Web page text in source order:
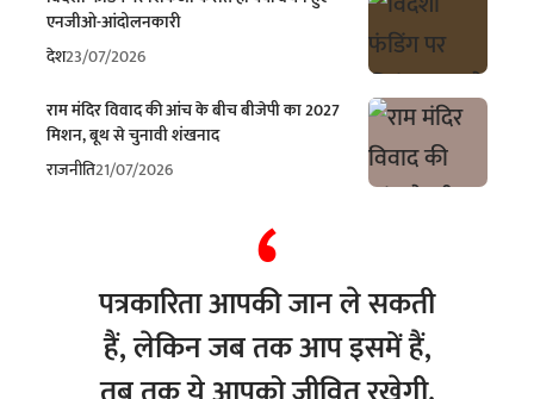
एनजीओ-आंदोलनकारी
देश23/07/2026
राम मंदिर विवाद की आंच के बीच बीजेपी का 2027
मिशन, बूथ से चुनावी शंखनाद
राजनीति21/07/2026
पत्रकारिता आपकी जान ले सकती
हैं, लेकिन जब तक आप इसमें हैं,